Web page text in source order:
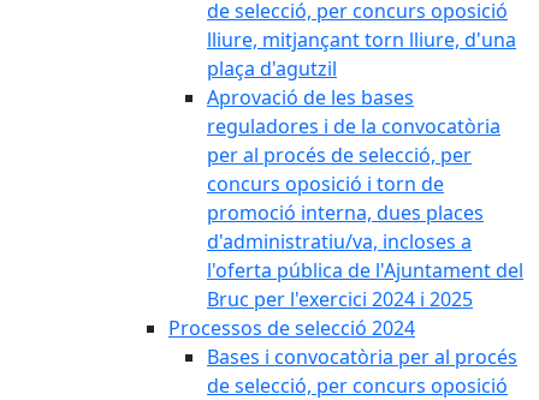
de selecció, per concurs oposició
lliure, mitjançant torn lliure, d'una
plaça d'agutzil
Aprovació de les bases
reguladores i de la convocatòria
per al procés de selecció, per
concurs oposició i torn de
promoció interna, dues places
d'administratiu/va, incloses a
l'oferta pública de l'Ajuntament del
Bruc per l'exercici 2024 i 2025
Processos de selecció 2024
Bases i convocatòria per al procés
de selecció, per concurs oposició